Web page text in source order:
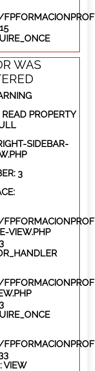
WAS
PROPERTY
SIDEBAR-
3
VIEW.PHP
VIEW